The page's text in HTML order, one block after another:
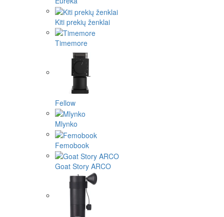
Kiti prekių ženklai
Timemore
Fellow
Mlynko
Femobook
Goat Story ARCO